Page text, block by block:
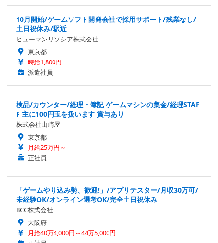
10月開始/ゲームソフト開発会社で採用サポート/残業なし/
土日祝休み/駅近
ヒューマンリソシア株式会社
東京都
時給1,800円
派遣社員
検品/カウンター/経理・簿記 ゲームマシンの集金/経理STAF
F 主に100円玉を扱います 賞与あり
株式会社山崎屋
東京都
月給25万円～
正社員
「ゲームやり込み勢、歓迎!」/アプリテスター/月収30万可/
未経験OK/オンライン選考OK/完全土日祝休み
BCC株式会社
大阪府
月給40万4,000円～44万5,000円